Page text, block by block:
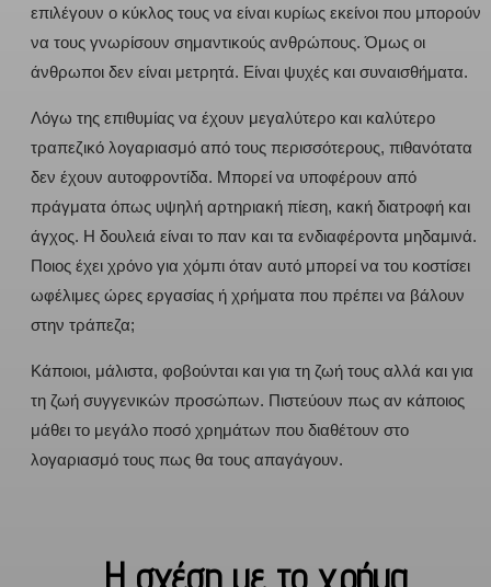
επιλέγουν ο κύκλος τους να είναι κυρίως εκείνοι που μπορούν
να τους γνωρίσουν σημαντικούς ανθρώπους. Όμως οι
άνθρωποι δεν είναι μετρητά. Είναι ψυχές και συναισθήματα.
Λόγω της επιθυμίας να έχουν μεγαλύτερο και καλύτερο
τραπεζικό λογαριασμό από τους περισσότερους, πιθανότατα
δεν έχουν αυτοφροντίδα. Μπορεί να υποφέρουν από
πράγματα όπως υψηλή αρτηριακή πίεση, κακή διατροφή και
άγχος. Η δουλειά είναι το παν και τα ενδιαφέροντα μηδαμινά.
Ποιος έχει χρόνο για χόμπι όταν αυτό μπορεί να του κοστίσει
ωφέλιμες ώρες εργασίας ή χρήματα που πρέπει να βάλουν
στην τράπεζα;
Κάποιοι, μάλιστα, φοβούνται και για τη ζωή τους αλλά και για
τη ζωή συγγενικών προσώπων. Πιστεύουν πως αν κάποιος
μάθει το μεγάλο ποσό χρημάτων που διαθέτουν στο
λογαριασμό τους πως θα τους απαγάγουν.
Η σχέση με το χρήμα